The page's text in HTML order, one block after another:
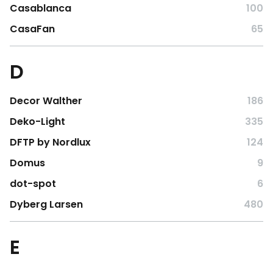
Casablanca
100
CasaFan
65
D
Decor Walther
186
Deko-Light
335
DFTP by Nordlux
124
Domus
9
dot-spot
6
Dyberg Larsen
480
E